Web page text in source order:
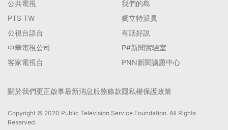
公共電視
PTS TW
公視台語台
中華電視公司
客家電視台
我們的島
獨立特派員
有話好說
P#新聞實驗室
PNN新聞議題中心
關於我們更正啟事最新消息服務條款隱私權保護政策
Copyright © 2020 Public Television Service Foundation. All Rights
Reserved.